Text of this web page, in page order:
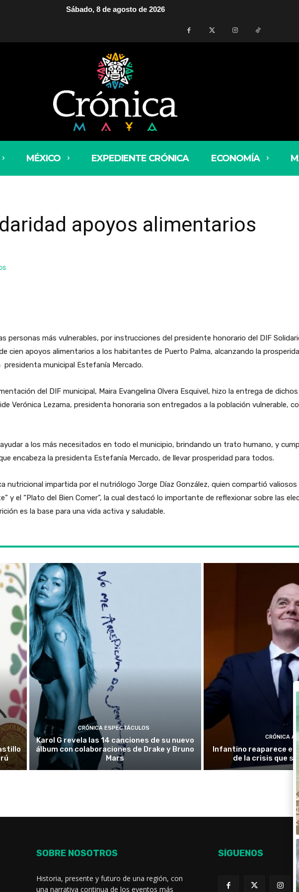
Sábado, 8 de agosto de 2026
MÉXICO EXPEDIENTE CRÓNICA ECONOMÍA
apoyos alimentarios
personas más vulnerables, por instrucciones del presidente honorario del DIF
cien apoyos alimentarios a los habitantes de Puerto Palma, alcanzando la
municipal Estefanía Mercado.
del DIF municipal, Maira Evangelina Olvera Esquivel, hizo la entrega de
Verónica Lezama, presidenta honoraria son entregados a la población vulnerable,
a los más necesitados en todo el municipio, brindando un trato humano, y
encabeza la presidenta Estefanía Mercado, de llevar prosperidad para todos.
nutricional impartida por el nutriólogo Jorge Díaz González, quien compartió valiosos
y el “Plato del Bien Comer”, la cual destacó lo importante de reflexionar sobre las
es la base para una vida activa y saludable.
CRÓNICA ESPECTÁCULOS
Karol G revela las 14 canciones de su nuevo
álbum con colaboraciones de Drake y Bruno
Mars
CRÓNICA
Infantino reaparece en
de la crisis que
SOBRE NOSOTROS
Historia, presente y futuro de una región, con
una narrativa continua de los eventos más
SÍGUENOS